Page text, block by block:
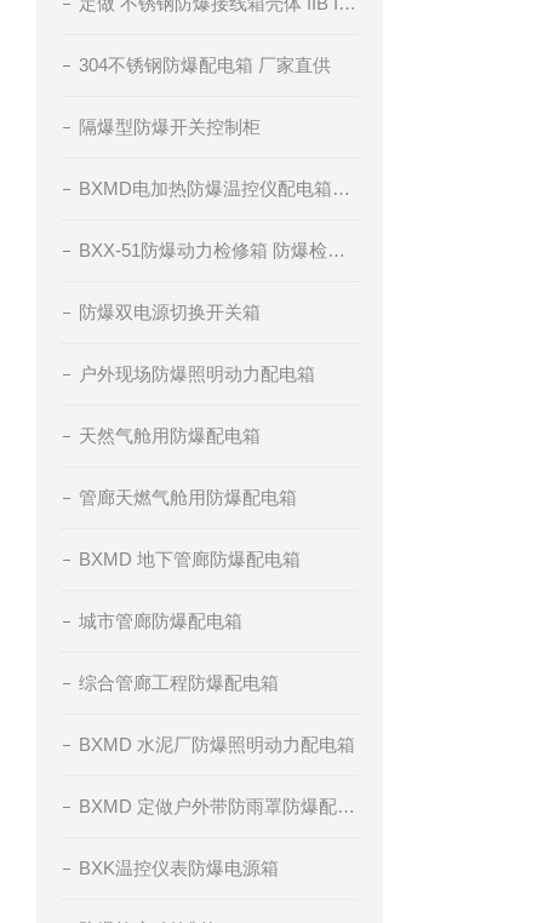
304不锈钢防爆配电箱 厂家直供
隔爆型防爆开关控制柜
BXMD电加热防爆温控仪配电箱订做
BXX-51防爆动力检修箱 防爆检修插座箱
防爆双电源切换开关箱
户外现场防爆照明动力配电箱
天然气舱用防爆配电箱
管廊天燃气舱用防爆配电箱
BXMD 地下管廊防爆配电箱
城市管廊防爆配电箱
综合管廊工程防爆配电箱
BXMD 水泥厂防爆照明动力配电箱
BXMD 定做户外带防雨罩防爆配电箱
BXK温控仪表防爆电源箱